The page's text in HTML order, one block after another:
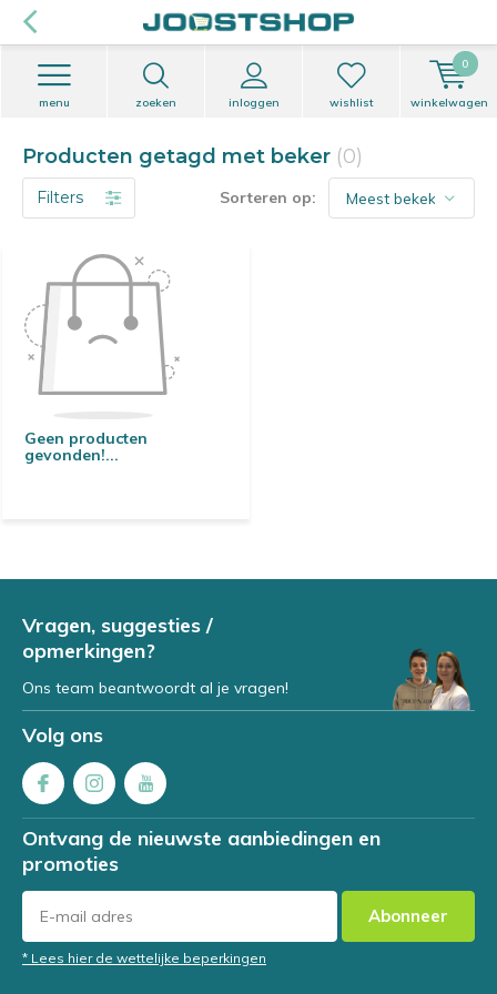
zoeken inloggen
menu wishlist winkelwagen
0
Producten getagd met beker (0)
Filters Sorteren op:
Geen producten
gevonden!...
Vragen, suggesties /
opmerkingen?
Ons team beantwoordt al je vragen!
Volg ons
Ontvang de nieuwste aanbiedingen en
promoties
Abonneer
* Lees hier de wettelijke beperkingen